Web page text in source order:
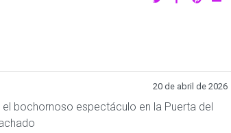
20 de abril de 2026
bochornoso espectáculo en la Puerta del